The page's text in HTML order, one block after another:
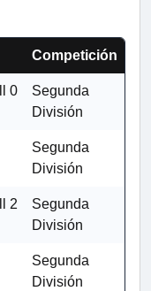
Competición
0
Segunda
División
Segunda
División
2
Segunda
División
Segunda
División